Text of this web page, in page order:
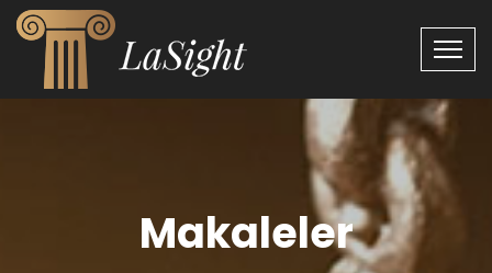
Makaleler